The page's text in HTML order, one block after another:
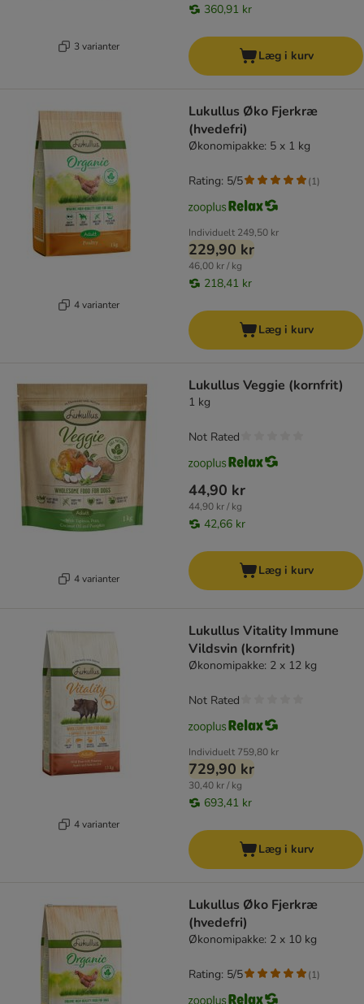
3 varianter
360,91 kr
Læg i kurv
4 varianter
Lukullus Øko Fjerkræ
(hvedefri)
Økonomipakke: 5 x 1 kg
Individuelt 249,50 kr
229,90 kr
46,00 kr / kg
218,41 kr
Rating: 5/5 (1)
Læg i kurv
4 varianter
Lukullus Veggie (kornfrit)
1 kg
44,90 kr
44,90 kr / kg
42,66 kr
Not Rated
Læg i kurv
4 varianter
Lukullus Vitality Immune
Vildsvin (kornfrit)
Økonomipakke: 2 x 12 kg
Individuelt 759,80 kr
729,90 kr
30,40 kr / kg
693,41 kr
Not Rated
Læg i kurv
Lukullus Øko Fjerkræ
(hvedefri)
Økonomipakke: 2 x 10 kg
Rating: 5/5 (1)